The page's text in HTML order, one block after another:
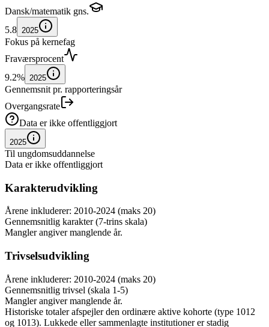
Dansk/matematik gns.
5.8 2025
Fokus på kernefag
Fraværsprocent
9.2% 2025
Gennemsnit pr. rapporteringsår
Overgangsrate
Data er ikke offentliggjort
2025
Til ungdomsuddannelse
Data er ikke offentliggjort
Karakterudvikling
Årene inkluderer: 2010-2024 (maks 20)
Gennemsnitlig karakter (7-trins skala)
Mangler angiver manglende år.
Trivselsudvikling
Årene inkluderer: 2010-2024 (maks 20)
Gennemsnitlig trivsel (skala 1-5)
Mangler angiver manglende år.
Historiske totaler afspejler den ordinære aktive kohorte (type 1012
og 1013). Lukkede eller sammenlagte institutioner er stadig